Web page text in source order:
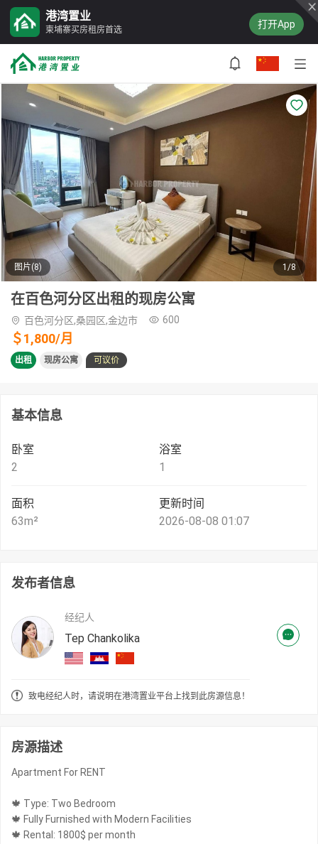
港湾置业
柬埔寨买房租房首选 打开App
图片(8) 1/8
在百色河分区出租的现房公寓
百色河分区,桑园区,金边市 600
＄1,800/月
出租 现房公寓 可议价
基本信息
卧室
2
浴室
1
面积
63m²
更新时间
2026-08-08 01:07
发布者信息
经纪人
Tep Chankolika
致电经纪人时，请说明在港湾置业平台上找到此房源信息！
房源描述
Apartment For RENT
🍁 Type: Two Bedroom
🍁 Fully Furnished with Modern Facilities
🍁 Rental: 1800$ per month